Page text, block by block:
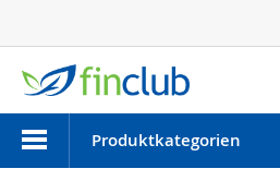
MenuProduktkategorien